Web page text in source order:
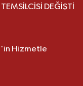
DEĞİŞTİ
Hizmetle